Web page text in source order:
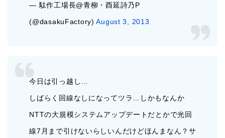
— 駄作工場長@青柳・酉延詩乃P
(@dasakuFactory)August 3, 2013
今日は引っ越し…
しばらく回線なしになってツラ…しかもなんか
NTTの大規模システムアップデートだとかで光回
線7月まで引けないらしいんだけどほんまなん？サ